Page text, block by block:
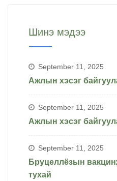
Шинэ мэдээ
September 11, 2025
Ажлын хэсэг
September 11, 2025
Ажлын хэсэг
September 11, 2025
Бруцеллёзын
тухай